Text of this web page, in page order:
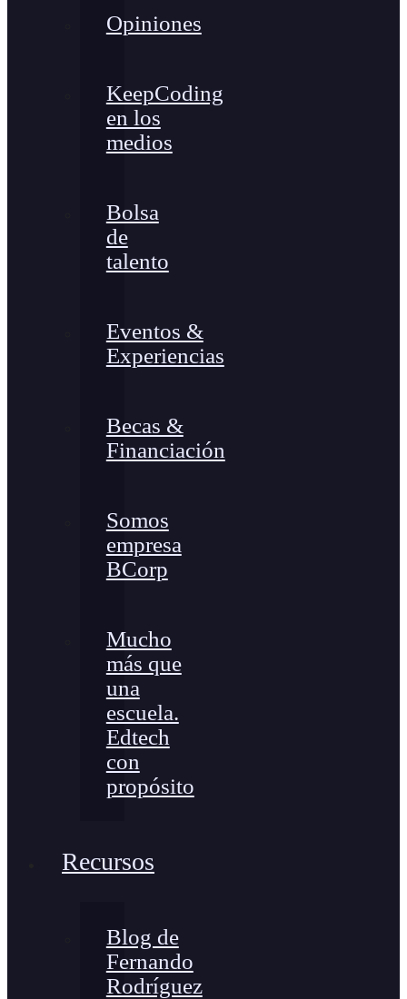
Opiniones
KeepCoding
en los
medios
Bolsa
de
talento
Eventos &
Experiencias
Becas &
Financiación
Somos
empresa
BCorp
Mucho
más que
una
escuela.
Edtech
con
propósito
Recursos
Blog de
Fernando
Rodríguez